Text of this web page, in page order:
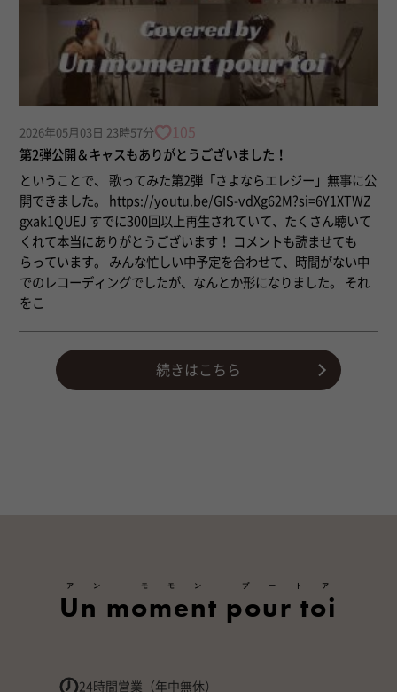
2026年05月03日 23時57分 105
第2弾公開＆キャスもありがとうございました！
ということで、 歌ってみた第2弾「さよならエレジー」無事に公
開できました。 https://youtu.be/GIS-vdXg62M?si=6Y1XTWZ
gxak1QUEJ すでに300回以上再生されていて、たくさん聴いて
くれて本当にありがとうございます！ コメントも読ませても
らっています。 みんな忙しい中予定を合わせて、時間がない中
でのレコーディングでしたが、なんとか形になりました。 それ
をこ
続きはこちら
Un moment pour toi
アン モモン プートア
24時間営業（年中無休）